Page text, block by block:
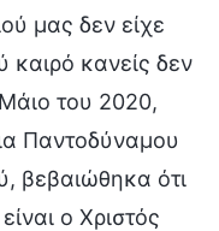
μας δεν είχε
καιρό κανείς δεν
του 2020,
Παντοδύναμου
βεβαιώθηκα ότι
ο Χριστός